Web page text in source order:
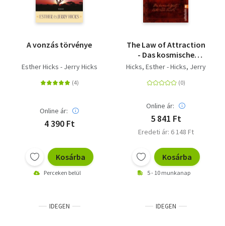
A vonzás törvénye
Esther Hicks - Jerry Hicks
Online ár:
4 390 Ft
Kosárba
Perceken belül
The Law of Attraction
- Das kosmische
Gesetz hinter THE
Hicks, Esther - Hicks, Jerry
Online ár:
5 841 Ft
Eredeti ár: 6 148 Ft
Kosárba
5 - 10 munkanap
IDEGEN IDEGEN